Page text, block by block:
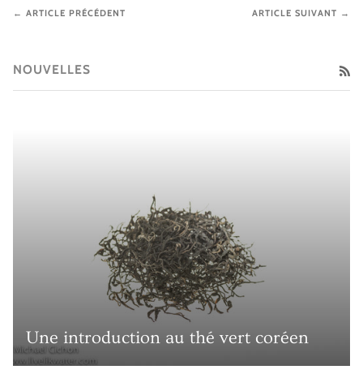
← ARTICLE PRÉCÉDENT ARTICLE SUIVANT →
NOUVELLES
Une introduction au thé vert coréen